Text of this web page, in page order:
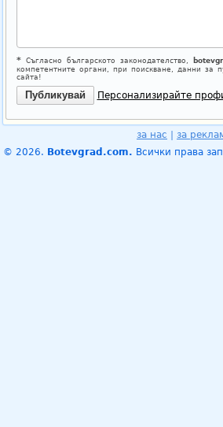
*Съгласно българското законодателство,
компетентните органи, при поискване, данни за
сайта!
Персонализирайте
за нас за
© 2026. Botevgrad.com. Всички права